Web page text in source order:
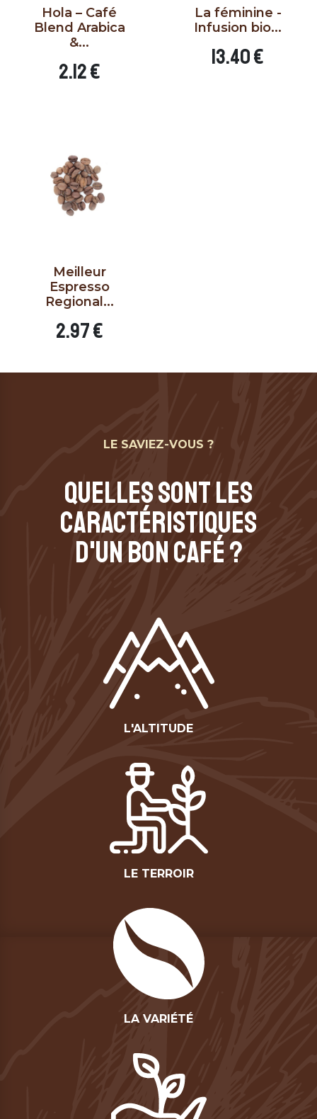
Hola – Café
Blend Arabica
&...
Prix
2.12 €
La féminine -
Infusion bio...
Prix
13.40 €
Meilleur
Espresso
Regional...
Prix
2.97 €
LE SAVIEZ-VOUS ?
QUELLES SONT LES
CARACTÉRISTIQUES
D'UN BON CAFÉ ?
L'ALTITUDE
LE TERROIR
LA VARIÉTÉ